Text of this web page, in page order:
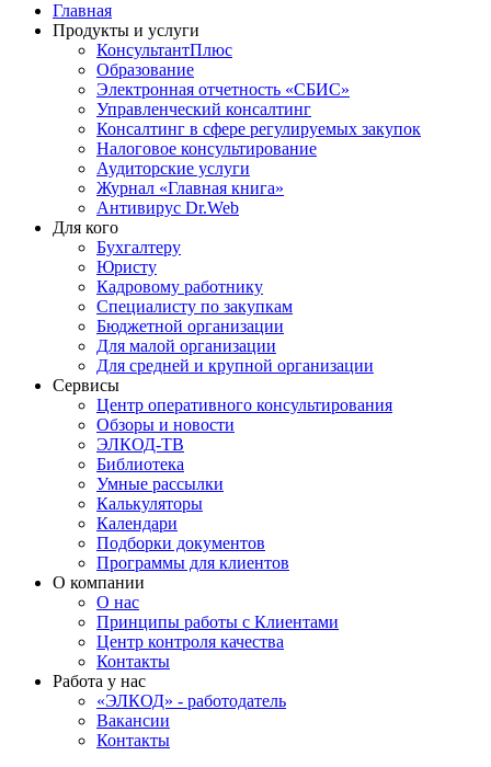
Главная
Продукты и услуги
КонсультантПлюс
Образование
Электронная отчетность «СБИС»
Управленческий консалтинг
Консалтинг в сфере регулируемых закупок
Налоговое консультирование
Аудиторские услуги
Журнал «Главная книга»
Антивирус Dr.Web
Для кого
Бухгалтеру
Юристу
Кадровому работнику
Специалисту по закупкам
Бюджетной организации
Для малой организации
Для средней и крупной организации
Сервисы
Центр оперативного консультирования
Обзоры и новости
ЭЛКОД-ТВ
Библиотека
Умные рассылки
Калькуляторы
Календари
Подборки документов
Программы для клиентов
О компании
О нас
Принципы работы с Клиентами
Центр контроля качества
Контакты
Работа у нас
«ЭЛКОД» - работодатель
Вакансии
Контакты